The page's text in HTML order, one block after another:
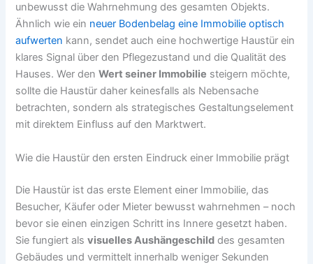
unbewusst die Wahrnehmung des gesamten Objekts.
Ähnlich wie ein neuer Bodenbelag eine Immobilie optisch
aufwerten kann, sendet auch eine hochwertige Haustür ein
klares Signal über den Pflegezustand und die Qualität des
Hauses. Wer denWert seiner Immobilie steigern möchte,
sollte die Haustür daher keinesfalls als Nebensache
betrachten, sondern als strategisches Gestaltungselement
mit direktem Einfluss auf den Marktwert.
Wie die Haustür den ersten Eindruck einer Immobilie prägt
Die Haustür ist das erste Element einer Immobilie, das
Besucher, Käufer oder Mieter bewusst wahrnehmen – noch
bevor sie einen einzigen Schritt ins Innere gesetzt haben.
Sie fungiert alsvisuelles Aushängeschild des gesamten
Gebäudes und vermittelt innerhalb weniger Sekunden